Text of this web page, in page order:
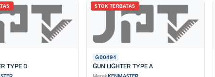
TYPE D
STOK TERBATAS
G00494
GUN LIGHTER TYPE A